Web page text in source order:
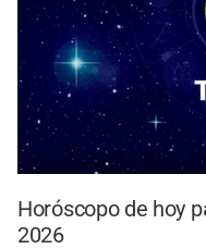
Horóscopo de hoy
2026